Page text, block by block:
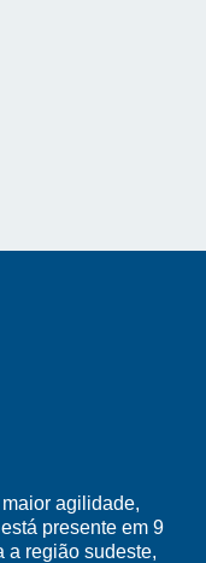
agilidade,
presente em 9
a região sudeste,